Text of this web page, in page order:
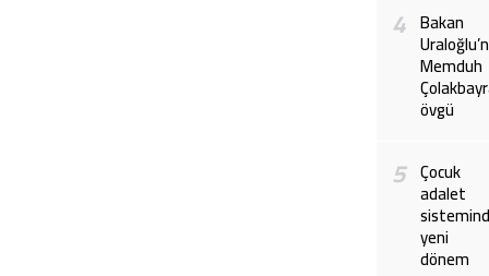
4 Bakan
Memduh
övgü
5 Çocuk
adalet
yeni
dönem